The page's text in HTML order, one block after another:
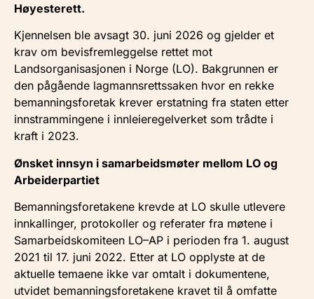
Høyesterett.
Kjennelsen ble avsagt 30. juni 2026 og gjelder et
krav om bevisfremleggelse rettet mot
Landsorganisasjonen i Norge (LO). Bakgrunnen er
den pågående lagmannsrettssaken hvor en rekke
bemanningsforetak krever erstatning fra staten etter
innstrammingene i innleieregelverket som trådte i
kraft i 2023.
Ønsket innsyn i samarbeidsmøter mellom LO og
Arbeiderpartiet
Bemanningsforetakene krevde at LO skulle utlevere
innkallinger, protokoller og referater fra møtene i
Samarbeidskomiteen LO–AP i perioden fra 1. august
2021 til 17. juni 2022. Etter at LO opplyste at de
aktuelle temaene ikke var omtalt i dokumentene,
utvidet bemanningsforetakene kravet til å omfatte